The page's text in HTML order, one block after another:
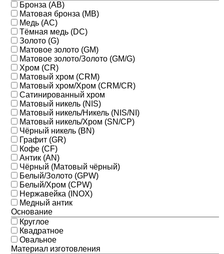
Бронза (AB)
Матовая бронза (MB)
Медь (AC)
Тёмная медь (DC)
Золото (G)
Матовое золото (GM)
Матовое золото/Золото (GM/G)
Хром (CR)
Матовый хром (CRM)
Матовый хром/Хром (CRM/CR)
Сатинированный хром
Матовый никель (NIS)
Матовый никель/Никель (NIS/NI)
Матовый никель/Хром (SN/CP)
Чёрный никель (BN)
Графит (GR)
Кофе (CF)
Антик (AN)
Чёрный (Матовый чёрный)
Белый/Золото (GPW)
Белый/Хром (CPW)
Нержавейка (INOX)
Медный антик
Основание
Круглое
Квадратное
Овальное
Материал изготовления